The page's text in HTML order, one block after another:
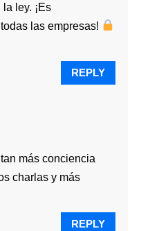
ley. ¡Es
las empresas!
REPLY
más conciencia
charlas y más
REPLY